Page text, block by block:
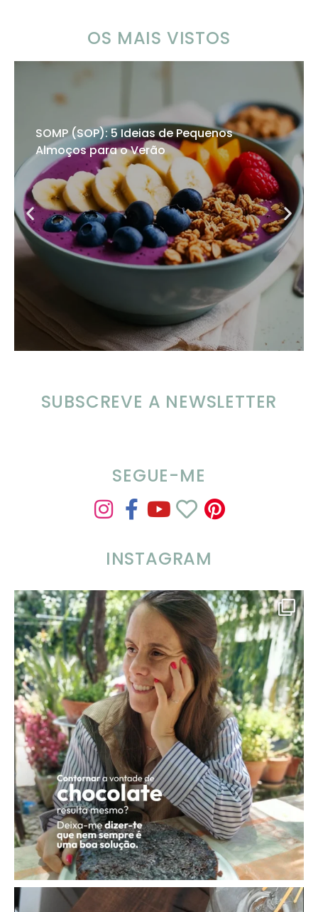
OS MAIS VISTOS
SOMP (SOP): 5 Ideias de Pequenos
Almoços para o Verão
SUBSCREVE A NEWSLETTER
SEGUE-ME
INSTAGRAM